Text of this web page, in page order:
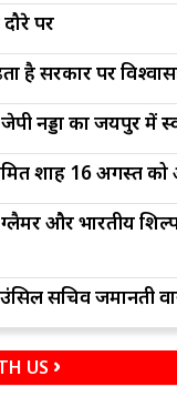
पर
है सरकार पर
नड्डा का जयपुर में
अमित शाह 16 अगस्त
और भारतीय
सचिव जमानती
US